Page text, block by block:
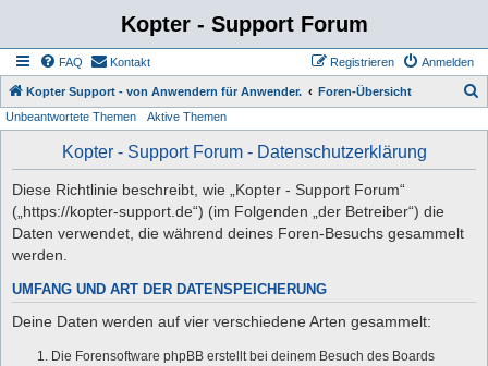
Kopter - Support Forum
FAQ Kontakt Anmelden
Registrieren
Kopter Support - von Anwendern für Anwender. Foren-Übersicht
Unbeantwortete Themen Aktive Themen
Kopter - Support Forum - Datenschutzerklärung
Diese Richtlinie beschreibt, wie „Kopter - Support Forum“
(„https://kopter-support.de“) (im Folgenden „der Betreiber“) die
Daten verwendet, die während deines Foren-Besuchs gesammelt
werden.
UMFANG UND ART DER DATENSPEICHERUNG
Deine Daten werden auf vier verschiedene Arten gesammelt:
Die Forensoftware phpBB erstellt bei deinem Besuch des Boards